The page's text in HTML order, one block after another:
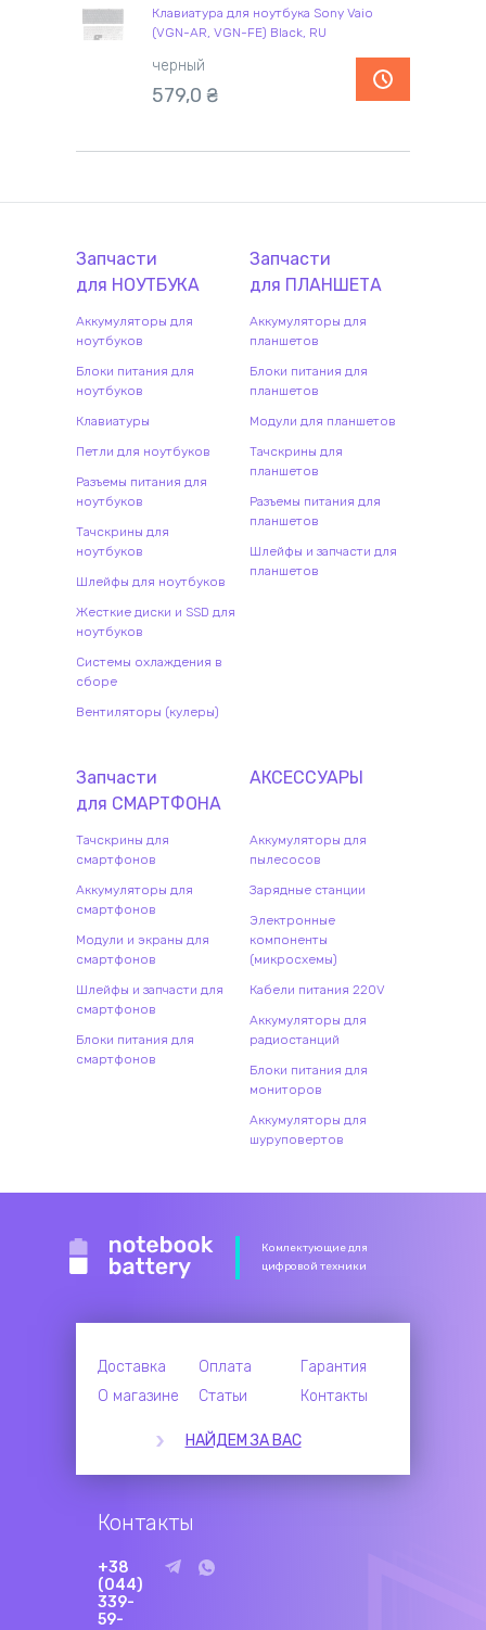
Клавиатура для ноутбука Sony Vaio
(VGN-AR, VGN-FE) Black, RU
черный
579,0 ₴
Запчасти
для НОУТБУКА
Аккумуляторы для
ноутбуков
Блоки питания для
ноутбуков
Клавиатуры
Петли для ноутбуков
Разъемы питания для
ноутбуков
Тачскрины для
ноутбуков
Шлейфы для ноутбуков
Жесткие диски и SSD для
ноутбуков
Системы охлаждения в
сборе
Вентиляторы (кулеры)
Запчасти
для ПЛАНШЕТА
Аккумуляторы для
планшетов
Блоки питания для
планшетов
Модули для планшетов
Тачскрины для
планшетов
Разъемы питания для
планшетов
Шлейфы и запчасти для
планшетов
Запчасти
для СМАРТФОНА
Тачскрины для
смартфонов
Аккумуляторы для
смартфонов
Модули и экраны для
смартфонов
Шлейфы и запчасти для
смартфонов
Блоки питания для
смартфонов
АКСЕССУАРЫ
Аккумуляторы для
пылесосов
Зарядные станции
Электронные
компоненты
(микросхемы)
Кабели питания 220V
Аккумуляторы для
радиостанций
Блоки питания для
мониторов
Аккумуляторы для
шуруповертов
Комлектующие для
цифровой техники
Доставка Оплата
Гарантия
О магазине
Статьи Контакты
НАЙДЕМ ЗА ВАС
Контакты
+38
(044)
339-
59-